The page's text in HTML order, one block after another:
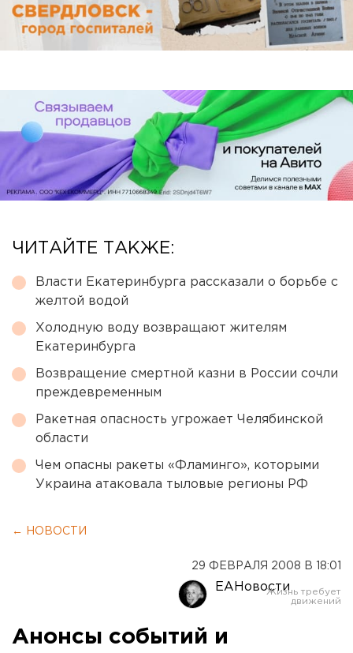
ЧИТАЙТЕ ТАКЖЕ:
Власти Екатеринбурга рассказали о борьбе с
желтой водой
Холодную воду возвращают жителям
Екатеринбурга
Возвращение смертной казни в России сочли
преждевременным
Ракетная опасность угрожает Челябинской
области
Чем опасны ракеты «Фламинго», которыми
Украина атаковала тыловые регионы РФ
← НОВОСТИ
29 ФЕВРАЛЯ 2008 В 18:01
ЕАНовости
Анонсы событий и